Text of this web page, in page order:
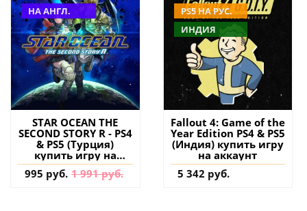
НА АНГЛ.
STAR OCEAN THE
SECOND STORY R - PS4
& PS5 (Турция)
купить игру на
аккаунт
995 руб. 1 991 руб.
PS5 НА РУС.
ИНДИЯ
Fallout 4: Game of the
Year Edition PS4 & PS5
(Индия) купить игру
на аккаунт
5 342 руб.